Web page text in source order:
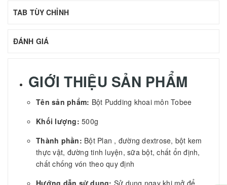
TAB TÙY CHỈNH
ĐÁNH GIÁ
GIỚI THIỆU SẢN PHẨM
Tên sản phẩm: Bột Pudding khoai môn Tobee
Khối lượng: 500g
Thành phần: Bột Plan , đường dextrose, bột kem
thực vật, đường tinh luyện, sữa bột, chất ổn định,
chất chống vón theo quy định
Hướng dẫn sử dụng: Sử dụng ngay khi mở để